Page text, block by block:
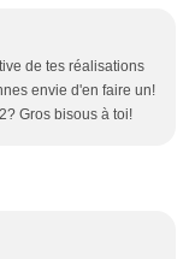
de tes réalisations
envie d'en faire un!
Gros bisous à toi!